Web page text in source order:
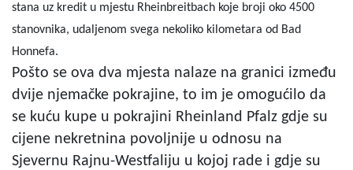
stana uz kredit u mjestu Rheinbreitbach koje broji oko 4500
stanovnika, udaljenom svega nekoliko kilometara od Bad
Honnefa.
Pošto se ova dva mjesta nalaze na granici između
dvije njemačke pokrajine, to im je omogućilo da
se kuću kupe u pokrajini Rheinland Pfalz gdje su
cijene nekretnina povoljnije u odnosu na
Sjevernu Rajnu-Westfaliju u kojoj rade i gdje su